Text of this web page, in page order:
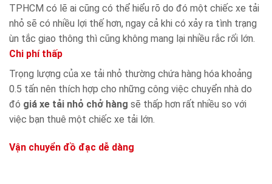
TPHCM có lẽ ai cũng có thể hiểu rõ do đó một chiếc xe tải
nhỏ sẽ có nhiều lợi thế hơn, ngay cả khi có xảy ra tình trạng
ùn tắc giao thông thì cũng không mang lại nhiều rắc rối lớn.
Chi phí thấp
Trọng lượng của xe tải nhỏ thường chứa hàng hóa khoảng
0.5 tấn nên thích hợp cho những công việc chuyển nhà do
đó giá xe tải nhỏ chở hàng sẽ thấp hơn rất nhiều so với
việc bạn thuê một chiếc xe tải lớn.
Vận chuyển đồ đạc dễ dàng